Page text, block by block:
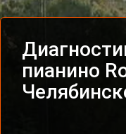
пианино